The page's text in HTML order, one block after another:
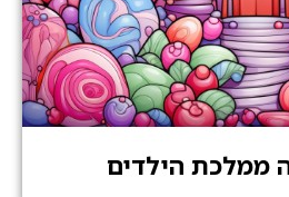
ממלכת הילדים